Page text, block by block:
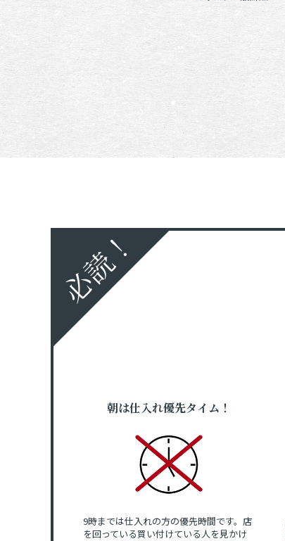
必読！
朝は仕入れ優先タイム！
9時までは仕入れの方の優先時間です。店
を回っている買い付けている人を見かけ